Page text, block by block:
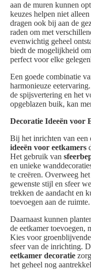
aan de muren kunnen
keuzes helpen niet
dragen ook bij aan de
raden om met
evenwichtig geheel
biedt de mogelijkheid
perfect voor elke
Een goede combinatie
harmonieuze
de spijsvertering en het
opgeblazen buik, kan
Decoratie Ideeën voor
Bij het inrichten van een
ideeën voor eetkamers
Het gebruik van
en unieke
te creëren. Overweeg
gewenste stijl en sfeer
trekken de aandacht en
toevoegen aan de ruimte.
Daarnaast kunnen
de eetkamer toevoegen,
Kies voor
sfeer van de inrichting.
eetkamer decoratie
het geheel nog